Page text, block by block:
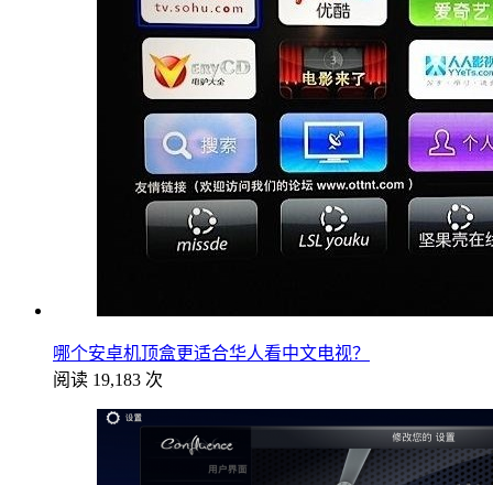
哪个安卓机顶盒更适合华人看中文电视？
阅读 19,183 次